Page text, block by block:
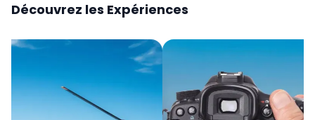
Découvrez les Expériences